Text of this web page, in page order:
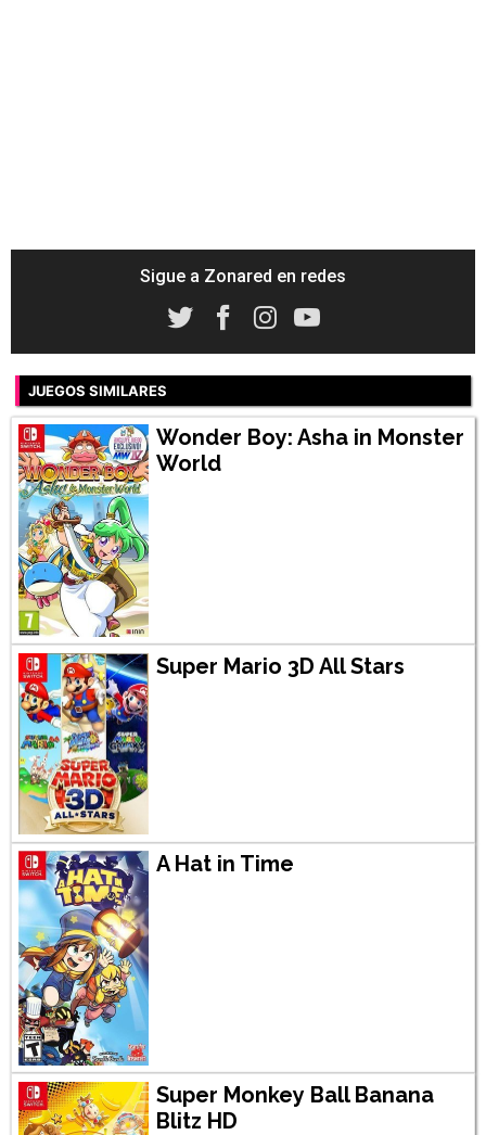
Sigue a Zonared en redes
JUEGOS SIMILARES
Wonder Boy: Asha in Monster
World
Super Mario 3D All Stars
A Hat in Time
Super Monkey Ball Banana
Blitz HD